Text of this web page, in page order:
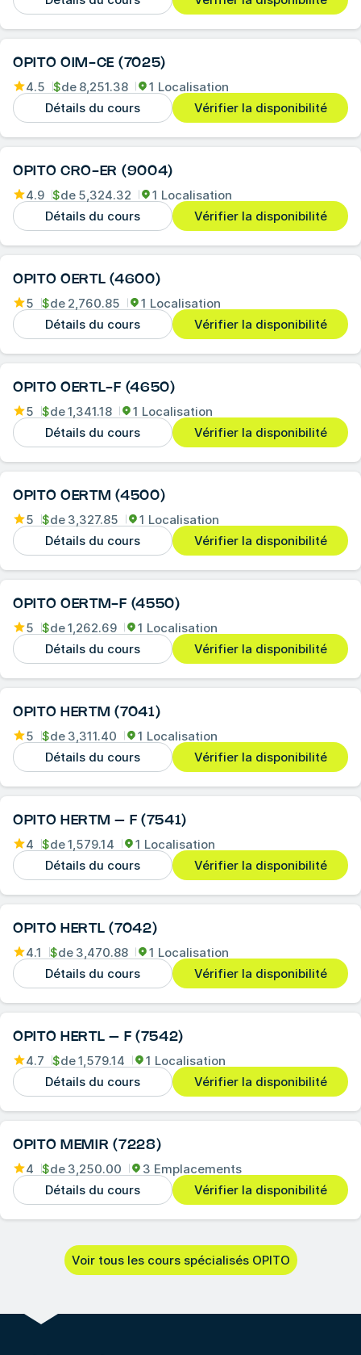
OPITO OIM-CE (7025)
4.5 $de 8,251.38
1 Localisation
Détails du cours
Vérifier la disponibilité
OPITO CRO-ER (9004)
4.9 $de 5,324.32
1 Localisation
Détails du cours
Vérifier la disponibilité
OPITO OERTL (4600)
5 $de 2,760.85
1 Localisation
Détails du cours
Vérifier la disponibilité
OPITO OERTL-F (4650)
5 $de1,341.18
1 Localisation
Détails du cours
Vérifier la disponibilité
OPITO OERTM (4500)
5 $de 3,327.85
1 Localisation
Détails du cours
Vérifier la disponibilité
OPITO OERTM-F (4550)
5 $de1,262.69
1 Localisation
Détails du cours
Vérifier la disponibilité
OPITO HERTM (7041)
5 $de 3,311.40
1 Localisation
Détails du cours
Vérifier la disponibilité
OPITO HERTM – F (7541)
4 $de1,579.14
1 Localisation
Détails du cours
Vérifier la disponibilité
OPITO HERTL (7042)
4.1 $de 3,470.88
1 Localisation
Détails du cours
Vérifier la disponibilité
OPITO HERTL – F (7542)
4.7 $de1,579.14
1 Localisation
Détails du cours
Vérifier la disponibilité
OPITO MEMIR (7228)
4 $de 3,250.00
3 Emplacements
Détails du cours
Vérifier la disponibilité
Voir tous les cours spécialisés OPITO